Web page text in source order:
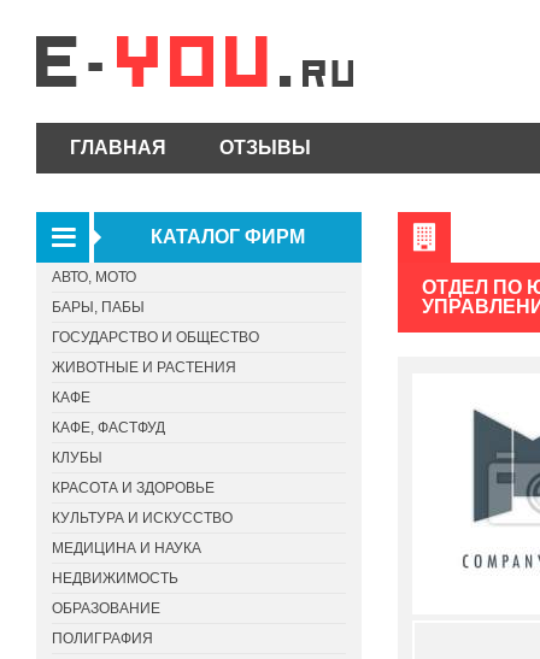
ГЛАВНАЯ ОТЗЫВЫ
ОТДЕЛ ПО
КАТАЛОГ ФИРМ
АВТО, МОТО
БАРЫ, ПАБЫ
ГОСУДАРСТВО И ОБЩЕСТВО
ЖИВОТНЫЕ И РАСТЕНИЯ
КАФЕ
КАФЕ, ФАСТФУД
КЛУБЫ
КРАСОТА И ЗДОРОВЬЕ
КУЛЬТУРА И ИСКУССТВО
МЕДИЦИНА И НАУКА
НЕДВИЖИМОСТЬ
ОБРАЗОВАНИЕ
ПОЛИГРАФИЯ